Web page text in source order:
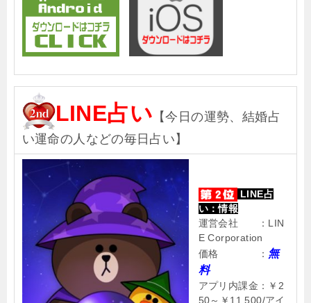
LINE占い 【今日の運勢、結婚占
い運命の人などの毎日占い】
LINE占
い：情報
運営会社 ：LIN
E Corporation
価格 ： 無
料
アプリ内課金：￥2
50～￥11,500/アイ